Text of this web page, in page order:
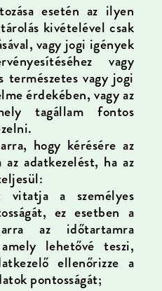
esetén az ilyen
kivételével csak
vagy jogi igények
vagy
természetes vagy jogi
érdekében, vagy az
tagállam fontos
hogy kérésére az
adatkezelést, ha az
a személyes
ez esetben a
az időtartamra
lehetővé teszi,
ellenőrizze a
pontosságát;